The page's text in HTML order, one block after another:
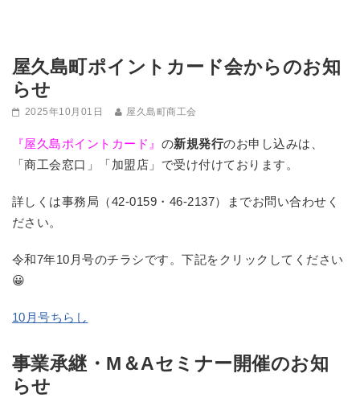
屋久島町ポイントカード会からのお知
らせ
2025年10月01日 屋久島町商工会
『屋久島ポイントカード』 の新規発行のお申し込みは、
「商工会窓口」「加盟店」で受け付けております。
詳しくは事務局（42-0159・46-2137）までお問い合わせく
ださい。
令和7年10月号のチラシです。下記をクリックしてください
😀
10月号ちらし
事業承継・M＆Aセミナー開催のお知
らせ